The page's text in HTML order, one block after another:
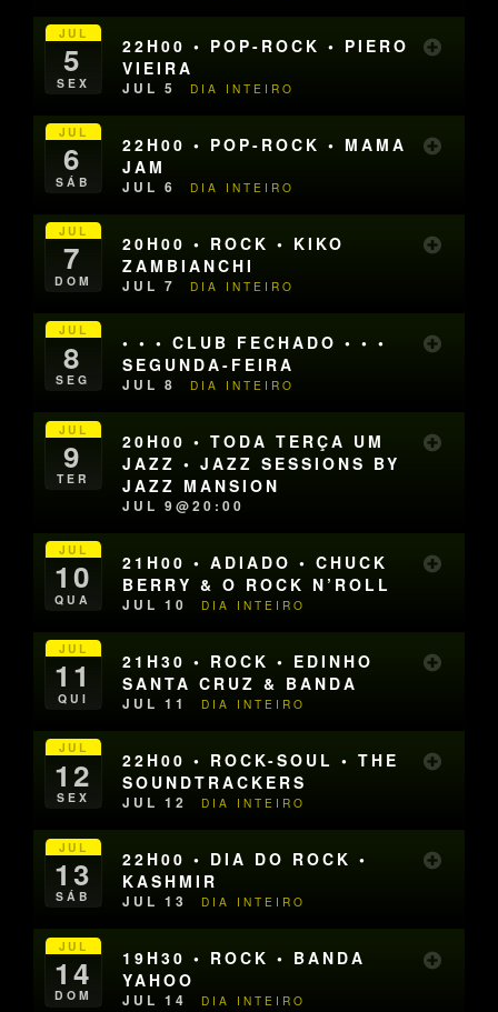
JUL
5
SEX
22H00 • POP-ROCK • PIERO
VIEIRA
JUL 5 DIA INTEIRO
JUL
6
SÁB
22H00 • POP-ROCK • MAMA
JAM
JUL 6 DIA INTEIRO
JUL
7
DOM
20H00 • ROCK • KIKO
ZAMBIANCHI
JUL 7 DIA INTEIRO
JUL
8
SEG
• • • CLUB FECHADO • • •
SEGUNDA-FEIRA
JUL 8 DIA INTEIRO
JUL
9
TER
20H00 • TODA TERÇA UM
JAZZ • JAZZ SESSIONS BY
JAZZ MANSION
JUL 9@20:00
JUL
10
QUA
21H00 • ADIADO • CHUCK
BERRY & O ROCK N’ROLL
JUL 10 DIA INTEIRO
JUL
11
QUI
21H30 • ROCK • EDINHO
SANTA CRUZ & BANDA
JUL 11 DIA INTEIRO
JUL
12
SEX
22H00 • ROCK-SOUL • THE
SOUNDTRACKERS
JUL 12 DIA INTEIRO
JUL
13
SÁB
22H00 • DIA DO ROCK •
KASHMIR
JUL 13 DIA INTEIRO
JUL
14
DOM
19H30 • ROCK • BANDA
YAHOO
JUL 14 DIA INTEIRO